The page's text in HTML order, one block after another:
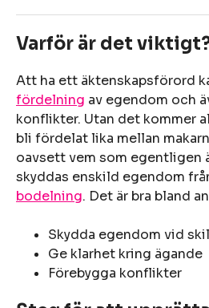
Varför är det
Att ha ett äktenskapsförord
fördelning av egendom och
konflikter. Utan det kommer
bli fördelat lika mellan
oavsett vem som egentligen
skyddas enskild egendom
bodelning. Det är bra bland
Skydda egendom vid
Ge klarhet kring ägande
Förebygga konflikter